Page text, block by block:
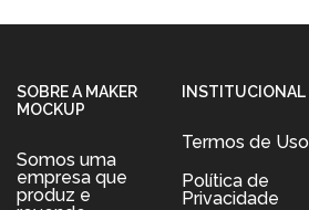
SOBRE A MAKER
MOCKUP
Somos uma
empresa que
produz e
INSTITUCIONAL
Termos de Uso
Política de
Privacidade